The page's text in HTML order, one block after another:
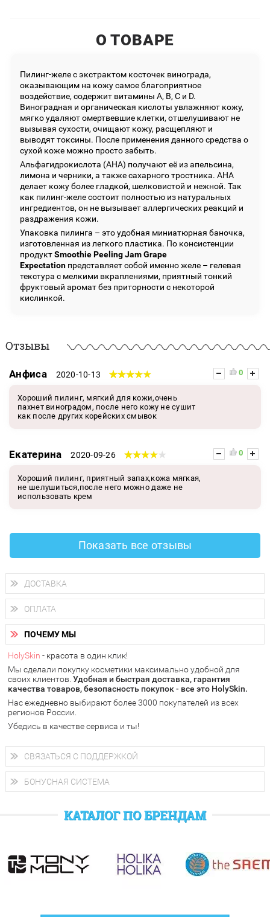
О ТОВАРЕ
Пилинг-желе с экстрактом косточек винограда,
оказывающим на кожу самое благоприятное
воздействие, содержит витамины А, В, С и D.
Виноградная и органическая кислоты увлажняют кожу,
мягко удаляют омертвевшие клетки, отшелушивают не
вызывая сухости, очищают кожу, расщепляют и
выводят токсины. После применения данного средства о
сухой коже можно просто забыть.
Альфагидрокислота (AHA) получают её из апельсина,
лимона и черники, а также сахарного тростника. AHA
делает кожу более гладкой, шелковистой и нежной. Так
как пилинг-желе состоит полностью из натуральных
ингредиентов, он не вызывает аллергических реакций и
раздражения кожи.
Упаковка пилинга – это удобная миниатюрная баночка,
изготовленная из легкого пластика. По консистенции
продуктSmoothie Peeling Jam Grape
Expectation представляет собой именно желе – гелевая
текстура с мелкими вкраплениями, приятный тонкий
фруктовый аромат без приторности с некоторой
кислинкой.
Отзывы
Анфиса 2020-10-13
Хороший пилинг, мягкий для кожи,очень
пахнет виноградом, после него кожу не сушит
как после других корейских смывок
0
Екатерина 2020-09-26
Хороший пилинг, приятный запах,кожа мягкая,
не шелушиться,после него можно даже не
использовать крем
0
Показать все отзывы
ДОСТАВКА
Доставка осуществляетсяпо всем городам России.
Вы можете выбрать доставку курьером, Почтой России или
получить заказ в пунктах выдачи PickPoint или пункте
самовывоза.
В 20 городах России доставка осуществляется ужена
следующий день.
у Вас всегда есть возможность получитьбесплатную
доставку от HolySkin.
подробнее об условиях доставки и оплаты в Вашем городе
ОПЛАТА
Вы можете оплатить свой заказ любым удобным способом:
наличными деньгами (
через интернет-банк (Альфа-банк, Сбербанк) и другими
электронными способами.
ПОЧЕМУ МЫ
HolySkin - красота в один клик!
Мы сделали покупку косметики максимально удобной для
своих клиентов. Удобная и быстрая доставка, гарантия
качества товаров, безопасность покупок - все это HolySkin.
Нас ежедневно выбирают более 3000 покупателей из всех
регионов России.
Убедись в качестве сервиса и ты!
СВЯЗАТЬСЯ С ПОДДЕРЖКОЙ
+7 (800) 707-24-55
Мы будем рады ответить на все Ваши вопросы по работе
магазина, проконсультировать по товарам, рассказать о
любые замечания и предложения.
БОНУСНАЯ СИСТЕМА
Также дополнительные баллы Вы можете получить за отзыв и
КАТАЛОГ ПО БРЕНДАМ